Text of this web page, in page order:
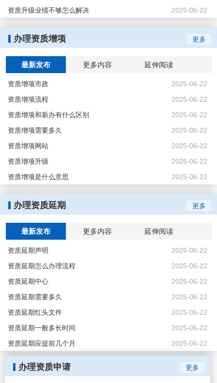
资质升级业绩不够怎么解决
2025-06-22
办理资质增项 更多
最新发布 更多内容 延伸阅读
资质增项市政
2025-06-22
资质增项流程
2025-06-22
资质增项和新办有什么区别
2025-06-22
资质增项需要多久
2025-06-22
资质增项网站
2025-06-22
资质增项升级
2025-06-22
资质增项是什么意思
2025-06-22
办理资质延期 更多
最新发布 更多内容 延伸阅读
资质延期声明
2025-06-22
资质延期怎么办理流程
2025-06-22
资质延期中心
2025-06-22
资质延期需要多久
2025-06-22
资质延期红头文件
2025-06-22
资质延期一般多长时间
2025-06-22
资质延期应提前几个月
2025-06-22
办理资质申请 更多
上海宝金****施工工程有限公司
上海电气****建筑科技集团有限公司
上海****建筑施工有限公司
上海****建筑装饰工程有限公司
上海****工程设计研究院有限公司
上海****卫生工程设计院有限公司